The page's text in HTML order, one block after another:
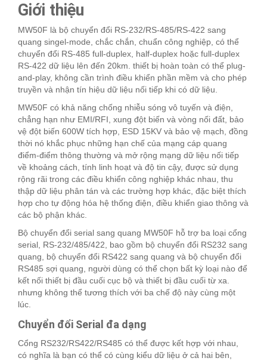
Giới thiệu
MW50F là bộ chuyển đổi RS-232/RS-485/RS-422 sang
quang singel-mode, chắc chắn, chuẩn công nghiệp, có thể
chuyển đổi RS-485 full-duplex, half-duplex hoặc full-duplex
RS-422 dữ liệu lên đến 20km. thiết bị hoàn toàn có thể plug-
and-play, không cần trình điều khiển phần mềm và cho phép
truyền và nhận tín hiệu dữ liệu nối tiếp khi có dữ liệu.
MW50F có khả năng chống nhiễu sóng vô tuyến và điện,
chẳng hạn như EMI/RFI, xung đột biến và vòng nối đất, bảo
vệ đột biến 600W tích hợp, ESD 15KV và bảo vệ mạch, đồng
thời nó khắc phục những hạn chế của mạng cáp quang
điểm-điểm thông thường và mở rộng mạng dữ liệu nối tiếp
về khoảng cách, tính linh hoạt và độ tin cậy, được sử dụng
rộng rãi trong các điều khiển công nghiệp khác nhau, thu
thập dữ liệu phân tán và các trường hợp khác, đặc biệt thích
hợp cho tự động hóa hệ thống điện, điều khiển giao thông và
các bộ phận khác.
Bộ chuyển đổi serial sang quang MW50F hỗ trợ ba loại cổng
serial, RS-232/485/422, bao gồm bộ chuyển đổi RS232 sang
quang, bộ chuyển đổi RS422 sang quang và bộ chuyển đổi
RS485 sợi quang, người dùng có thể chọn bất kỳ loại nào để
kết nối thiết bị đầu cuối cục bộ và thiết bị đầu cuối từ xa.
nhưng không thể tương thích với ba chế độ này cùng một
lúc.
Chuyển đổi Serial đa dạng
Cổng RS232/RS422/RS485 có thể được kết hợp với nhau,
có nghĩa là bạn có thể có cùng kiểu dữ liệu ở cả hai bên,